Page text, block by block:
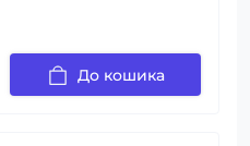
До кошика